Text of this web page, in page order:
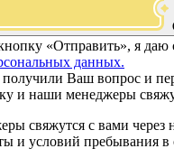
«Отправить», я даю
данных.
Ваш вопрос и
и наши менеджеры
свяжутся с вами через
и условий пребывания в